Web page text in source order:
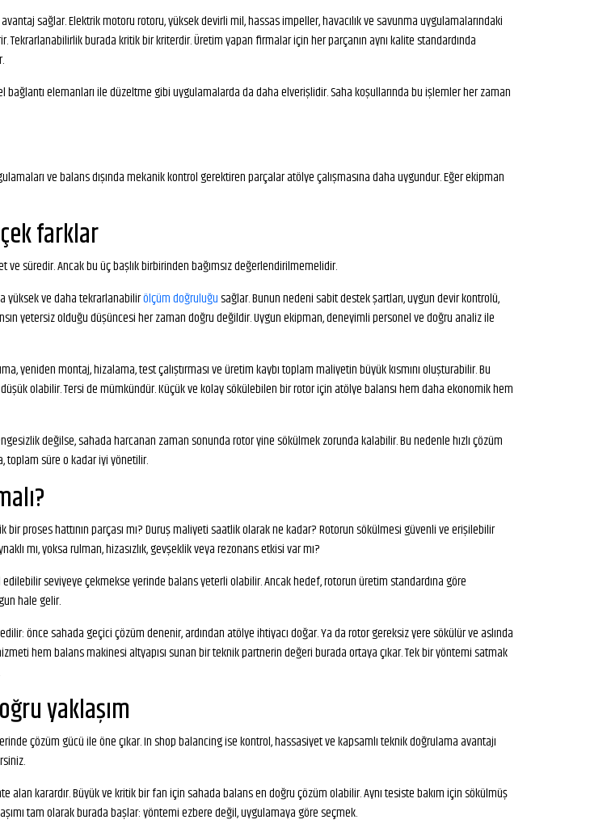
sağlar. Elektrik motoru rotoru, yüksek devirli mil, hassas impeller, havacılık ve savunma uygulamalarındaki
burada kritik bir kriterdir. Üretim yapan firmalar için her parçanın aynı kalite standardında
elemanları ile düzeltme gibi uygulamalarda da daha elverişlidir. Saha koşullarında bu işlemler her zaman
ve balans dışında mekanik kontrol gerektiren parçalar atölye çalışmasına daha uygundur. Eğer ekipman
farklar
süredir. Ancak bu üç başlık birbirinden bağımsız değerlendirilmemelidir.
yüksek ve daha tekrarlanabilirölçüm doğruluğusağlar. Bunun nedeni sabit destek şartları, uygun devir kontrolü,
yetersiz olduğu düşüncesi her zaman doğru değildir. Uygun ekipman, deneyimli personel ve doğru analiz ile
yeniden montaj, hizalama, test çalıştırması ve üretim kaybı toplam maliyetin büyük kısmını oluşturabilir. Bu
olabilir. Tersi de mümkündür. Küçük ve kolay sökülebilen bir rotor için atölye balansı hem daha ekonomik hem
değilse, sahada harcanan zaman sonunda rotor yine sökülmek zorunda kalabilir. Bu nedenle hızlı çözüm
toplam süre o kadar iyi yönetilir.
proses hattının parçası mı? Duruş maliyeti saatlik olarak ne kadar? Rotorun sökülmesi güvenli ve erişilebilir
mı, yoksa rulman, hizasızlık, gevşeklik veya rezonans etkisi var mı?
seviyeye çekmekse yerinde balans yeterli olabilir. Ancak hedef, rotorun üretim standardına göre
hale gelir.
önce sahada geçici çözüm denenir, ardından atölye ihtiyacı doğar. Ya da rotor gereksiz yere sökülür ve aslında
hem balans makinesi altyapısı sunan bir teknik partnerin değeri burada ortaya çıkar. Tek bir yöntemi satmak
yaklaşım
çözüm gücü ile öne çıkar. In shop balancing ise kontrol, hassasiyet ve kapsamlı teknik doğrulama avantajı
alan karardır. Büyük ve kritik bir fan için sahada balans en doğru çözüm olabilir. Aynı tesiste bakım için sökülmüş
tam olarak burada başlar: yöntemi ezbere değil, uygulamaya göre seçmek.